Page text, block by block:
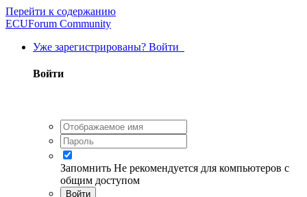
Перейти к содержанию
ECUForum Community
Уже зарегистрированы? Войти
Войти
Запомнить Не рекомендуется для компьютеров с
общим доступом
Войти